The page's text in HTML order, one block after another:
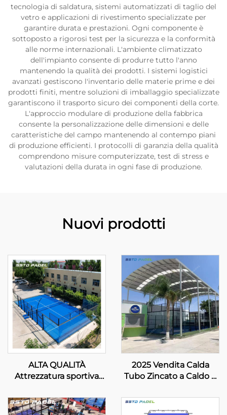
tecnologia di saldatura, sistemi automatizzati di taglio del
vetro e applicazioni di rivestimento specializzate per
garantire durata e prestazioni. Ogni componente è
sottoposto a rigorosi test per la sicurezza e la conformità
alle norme internazionali. L'ambiente climatizzato
dell'impianto consente di produrre tutto l'anno
mantenendo la qualità dei prodotti. I sistemi logistici
avanzati gestiscono l'inventario delle materie prime e dei
prodotti finiti, mentre soluzioni di imballaggio specializzate
garantiscono il trasporto sicuro dei componenti della corte.
L'approccio modulare di produzione della fabbrica
consente la personalizzazione delle dimensioni e delle
caratteristiche del campo mantenendo al contempo piani
di produzione efficienti. I protocolli di garanzia della qualità
comprendono misure computerizzate, test di stress e
valutazioni della durata in ogni fase di produzione.
Nuovi prodotti
ALTA QUALITÀ
Attrezzatura sportiva
campo panoramico
padel tennis campo
2025 Vendita Calda
Tubo Zincato a Caldo 8
Panoramico Acquista
Campo Padel 20m*6m